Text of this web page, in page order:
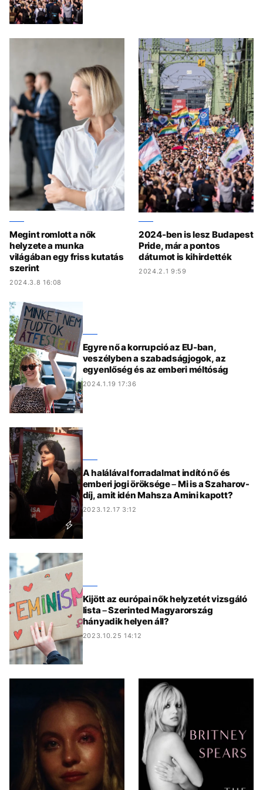
Megint romlott a nők
helyzete a munka
világában egy friss kutatás
szerint
2024.3.8 16:08
2024-ben is lesz Budapest
Pride, már a pontos
dátumot is kihirdették
2024.2.1 9:59
Egyre nő a korrupció az EU-ban,
veszélyben a szabadságjogok, az
egyenlőség és az emberi méltóság
2024.1.19 17:36
A halálával forradalmat indító nő és
emberi jogi öröksége – Mi is a Szaharov-
díj, amit idén Mahsza Amini kapott?
2023.12.17 3:12
Kijött az európai nők helyzetét vizsgáló
lista – Szerinted Magyarország
hányadik helyen áll?
2023.10.25 14:12